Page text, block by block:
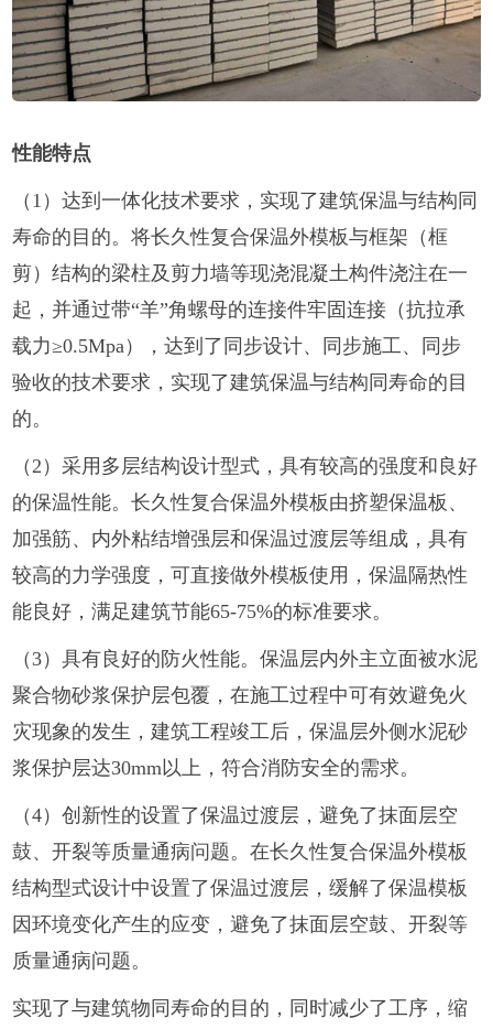
性能特点
（1）达到一体化技术要求，实现了建筑保温与结构同
寿命的目的。将长久性复合保温外模板与框架（框
剪）结构的梁柱及剪力墙等现浇混凝土构件浇注在一
起，并通过带“羊”角螺母的连接件牢固连接（抗拉承
载力≥0.5Mpa），达到了同步设计、同步施工、同步
验收的技术要求，实现了建筑保温与结构同寿命的目
的。
（2）采用多层结构设计型式，具有较高的强度和良好
的保温性能。长久性复合保温外模板由挤塑保温板、
加强筋、内外粘结增强层和保温过渡层等组成，具有
较高的力学强度，可直接做外模板使用，保温隔热性
能良好，满足建筑节能65-75%的标准要求。
（3）具有良好的防火性能。保温层内外主立面被水泥
聚合物砂浆保护层包覆，在施工过程中可有效避免火
灾现象的发生，建筑工程竣工后，保温层外侧水泥砂
浆保护层达30mm以上，符合消防安全的需求。
（4）创新性的设置了保温过渡层，避免了抹面层空
鼓、开裂等质量通病问题。在长久性复合保温外模板
结构型式设计中设置了保温过渡层，缓解了保温模板
因环境变化产生的应变，避免了抹面层空鼓、开裂等
质量通病问题。
实现了与建筑物同寿命的目的，同时减少了工序，缩